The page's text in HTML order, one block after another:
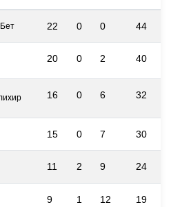
22 0 0 44
20 0 2 40
16 0 6 32
15 0 7 30
11 2 9 24
9 1 12 19